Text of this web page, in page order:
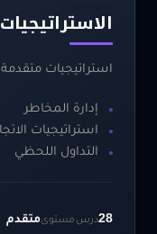
استراتيجيات متقدمة
إدارة المخاطر
استراتيجيات
التداول اللحظي
28درس مستوىمتقدم